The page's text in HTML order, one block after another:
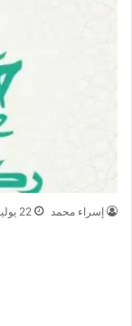
إسراء محمد 22 يوليو، 2024